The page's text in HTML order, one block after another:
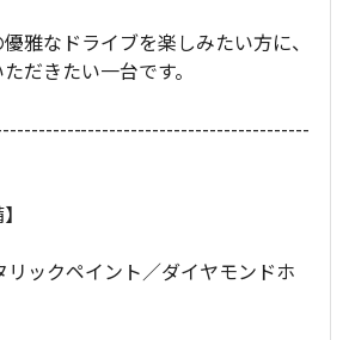
雅なドライブを楽しみたい方に、
だきたい一台です。
ックペイント／ダイヤモンドホ